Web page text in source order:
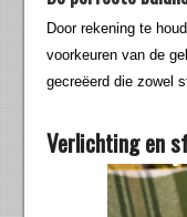
Door rekening te
voorkeuren van de
gecreëerd die zowel
Verlichting en